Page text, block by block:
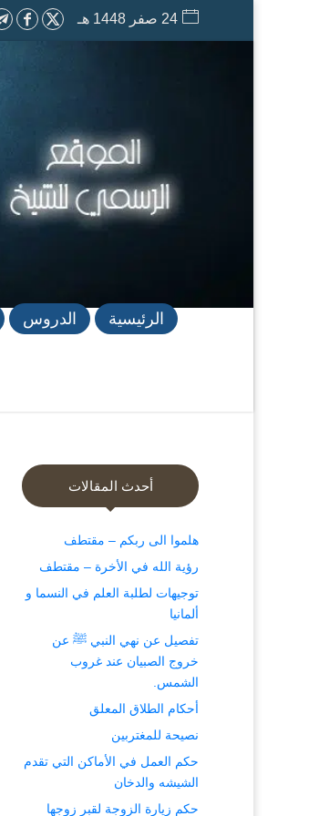
24 صفر 1448 هـ
الرئيسية الدروس
أحدث المقالات
هلموا الى ربكم – مقتطف
رؤية الله في الأخرة – مقتطف
توجيهات لطلبة العلم في النسما و
ألمانيا
تفصيل عن نهي النبي ﷺ عن
خروج الصبيان عند غروب
الشمس.
أحكام الطلاق المعلق
نصيحة للمغتربين
حكم العمل في الأماكن التي تقدم
الشيشه والدخان
حكم زيارة الزوجة لقبر زوجها